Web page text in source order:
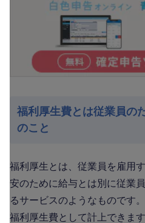
福利厚生費とは従業員の
のこと
福利厚生とは、従業員を雇用
安のために給与とは別に従業
るサービスのようなものです
福利厚生費として計上できま